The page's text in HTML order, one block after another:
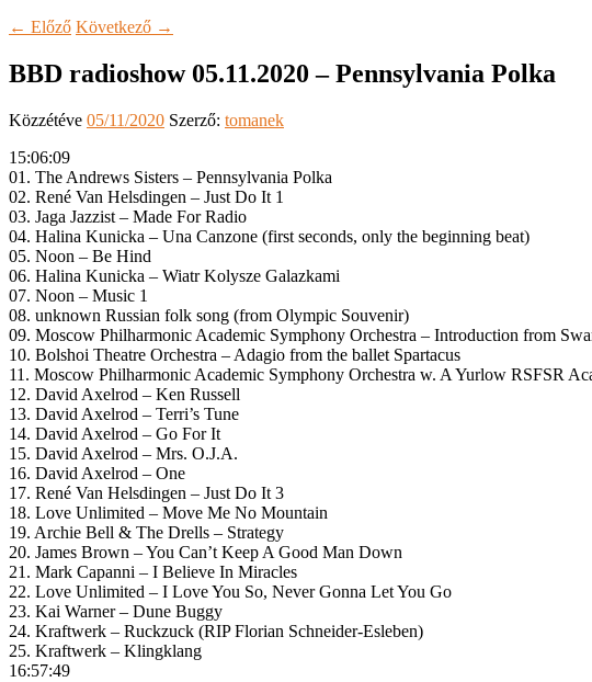
← Előző Következő →
BBD radioshow 05.11.2020 – Pennsylvania Polka
Közzétéve 05/11/2020 Szerző: tomanek
15:06:09
01. The Andrews Sisters – Pennsylvania Polka
02. René Van Helsdingen – Just Do It 1
03. Jaga Jazzist – Made For Radio
04. Halina Kunicka – Una Canzone (first seconds, only the beginning beat)
05. Noon – Be Hind
06. Halina Kunicka – Wiatr Kolysze Galazkami
07. Noon – Music 1
08. unknown Russian folk song (from Olympic Souvenir)
09. Moscow Philharmonic Academic Symphony Orchestra – Introduction from
10. Bolshoi Theatre Orchestra – Adagio from the ballet Spartacus
11. Moscow Philharmonic Academic Symphony Orchestra w. A Yurlow RSFSR
12. David Axelrod – Ken Russell
13. David Axelrod – Terri’s Tune
14. David Axelrod – Go For It
15. David Axelrod – Mrs. O.J.A.
16. David Axelrod – One
17. René Van Helsdingen – Just Do It 3
18. Love Unlimited – Move Me No Mountain
19. Archie Bell & The Drells – Strategy
20. James Brown – You Can’t Keep A Good Man Down
21. Mark Capanni – I Believe In Miracles
22. Love Unlimited – I Love You So, Never Gonna Let You Go
23. Kai Warner – Dune Buggy
24. Kraftwerk – Ruckzuck (RIP Florian Schneider-Esleben)
25. Kraftwerk – Klingklang
16:57:49